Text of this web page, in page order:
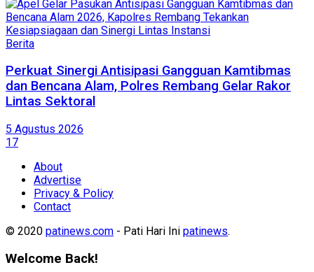
Berita
Perkuat Sinergi Antisipasi Gangguan Kamtibmas
dan Bencana Alam, Polres Rembang Gelar Rakor
Lintas Sektoral
5 Agustus 2026
17
About
Advertise
Privacy & Policy
Contact
© 2020 patinews.com - Pati Hari Ini patinews.
Welcome Back!